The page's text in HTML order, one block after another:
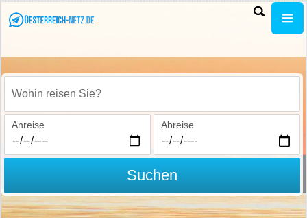
Wohin reisen Sie?
Anreise Abreise
Suchen